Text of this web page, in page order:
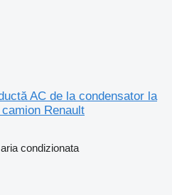
AC de la condensator la
Renault
condizionata